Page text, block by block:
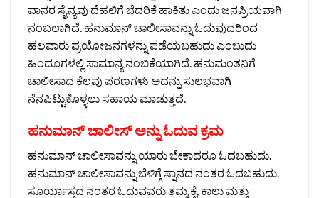
ವಾನರ ಸೈನ್ಯವು ದೆಹಲಿಗೆ ಬೆದರಿಕೆ ಹಾಕಿತು ಎಂದು ಜನಪ್ರಿಯವಾಗಿ
ನಂಬಲಾಗಿದೆ. ಹನುಮಾನ್ ಚಾಲೀಸಾವನ್ನು ಓದುವುದರಿಂದ
ಹಲವಾರು ಪ್ರಯೋಜನಗಳನ್ನು ಪಡೆಯಬಹುದು ಎಂಬುದು
ಹಿಂದೂಗಳಲ್ಲಿ ಸಾಮಾನ್ಯ ನಂಬಿಕೆಯಾಗಿದೆ. ಹನುಮಂತನಿಗೆ
ಚಾಲೀಸಾದ ಕೆಲವು ಪಠಣಗಳು ಅದನ್ನು ಸುಲಭವಾಗಿ
ನೆನಪಿಟ್ಟುಕೊಳ್ಳಲು ಸಹಾಯ ಮಾಡುತ್ತದೆ.
ಹನುಮಾನ್‌ ಚಾಲೀಸ್‌ ಅನ್ನು ಓದುವ ಕ್ರಮ
ಹನುಮಾನ್ ಚಾಲೀಸಾವನ್ನು ಯಾರು ಬೇಕಾದರೂ ಓದಬಹುದು.
ಹನುಮಾನ್ ಚಾಲೀಸಾವನ್ನು ಬೆಳಿಗ್ಗೆ ಸ್ನಾನದ ನಂತರ ಓದಬಹುದು.
ಸೂರ್ಯಾಸ್ತದ ನಂತರ ಓದುವವರು ತಮ್ಮ ಕೈ, ಕಾಲು ಮತ್ತು